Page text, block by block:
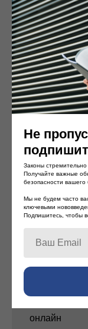
Не
Законы
Получайте важные
безопасности вашего
Мы не будем часто
ключевыми
Подпишитесь, чтобы
Запросить
ВЕБИНАР 30
IV квартал
онлайн